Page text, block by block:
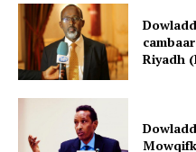
Riyadh